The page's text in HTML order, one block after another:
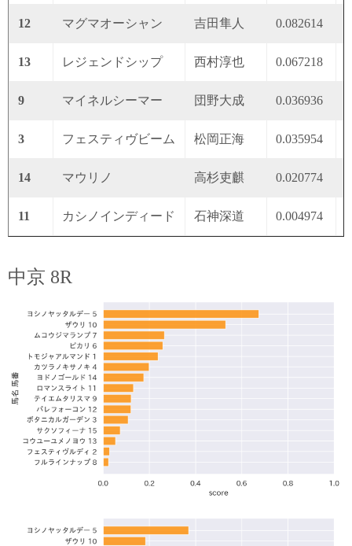
12 マグマオーシャン 吉田隼人 0.082614
13 レジェンドシップ 西村淳也 0.067218
9 マイネルシーマー 団野大成 0.036936
3 フェスティヴビーム 松岡正海 0.035954
14 マウリノ 高杉吏麒 0.020774
11 カシノインディード 石神深道 0.004974
中京 8R